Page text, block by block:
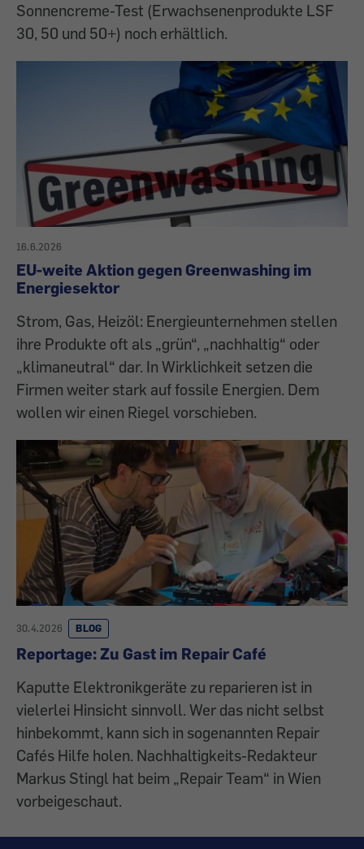
Sonnencreme-Test (Erwachsenenprodukte LSF
30, 50 und 50+) noch erhältlich.
16.6.2026
EU-weite Aktion gegen Greenwashing im
Energiesektor
Strom, Gas, Heizöl: Energieunternehmen stellen
ihre Produkte oft als „grün“, „nachhaltig“ oder
„klimaneutral“ dar. In Wirklichkeit setzen die
Firmen weiter stark auf fossile Energien. Dem
wollen wir einen Riegel vorschieben.
30.4.2026 BLOG
Reportage: Zu Gast im Repair Café
Kaputte Elektronikgeräte zu reparieren ist in
vielerlei Hinsicht sinnvoll. Wer das nicht selbst
hinbekommt, kann sich in sogenannten Repair
Cafés Hilfe holen. Nachhaltigkeits-Redakteur
Markus Stingl hat beim „Repair Team“ in Wien
vorbeigeschaut.